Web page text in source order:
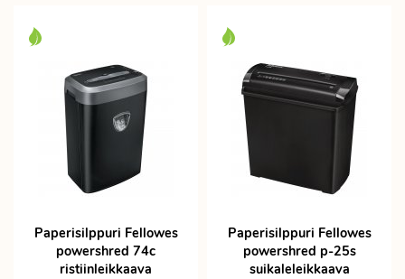
Paperisilppuri Fellowes
powershred 74c
ristiinleikkaava
Paperisilppuri Fellowes
powershred p-25s
suikaleleikkaava